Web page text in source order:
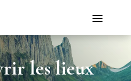
les lieux